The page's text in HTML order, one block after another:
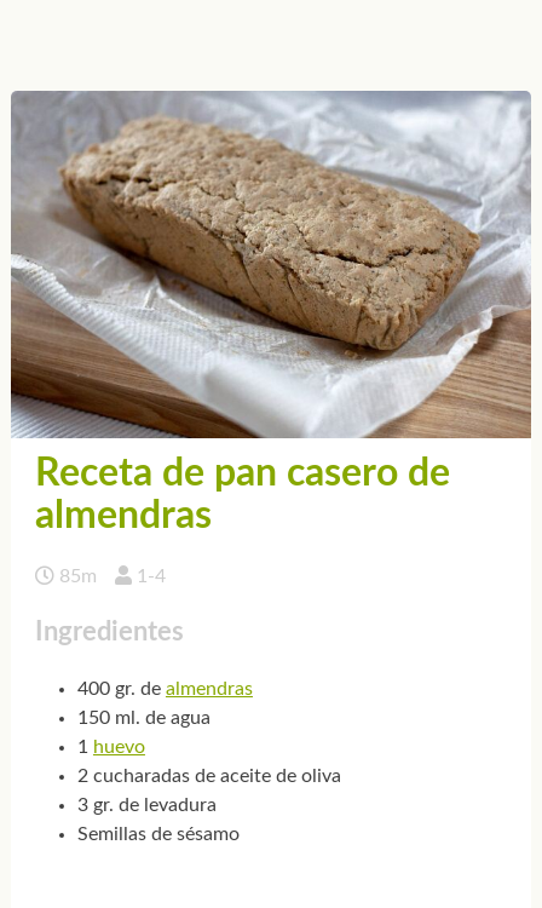
Receta de pan casero de
almendras
85m 1-4
Ingredientes
400 gr. de almendras
150 ml. de agua
1
huevo
2 cucharadas de aceite de oliva
3 gr. de levadura
Semillas de sésamo